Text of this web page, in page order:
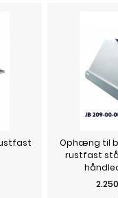
Ophæng til
rustfast
Pris